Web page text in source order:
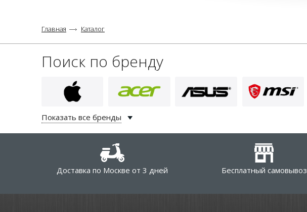
Главная Каталог
Поиск по бренду
Показать все бренды
Доставка по Москве от 3 дней Бесплатный самовывоз